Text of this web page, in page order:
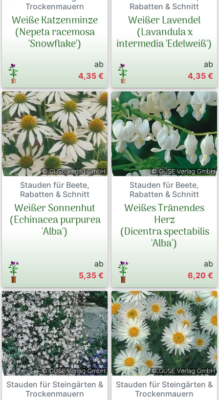
Trockenmauern
Weiße Katzenminze
(Nepeta racemosa
'Snowflake')
ab
4,35 €
Rabatten & Schnitt
Weißer Lavendel
(Lavandula x
intermedia 'Edelweiß')
ab
4,35 €
Stauden für Beete,
Rabatten & Schnitt
Weißer Sonnenhut
(Echinacea purpurea
'Alba')
ab
5,35 €
Stauden für Beete,
Rabatten & Schnitt
Weißes Tränendes
Herz
(Dicentra spectabilis
'Alba')
ab
6,20 €
Stauden für Steingärten &
Trockenmauern
Stauden für Steingärten &
Trockenmauern